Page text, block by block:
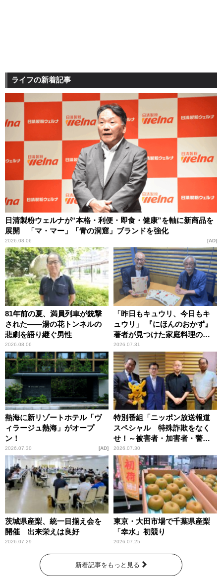
ライフの新着記事
日清製粉ウェルナが“本格・利便・即食・健康”を軸に新商品を
展開 「マ・マー」「青の洞窟」ブランドを強化
2026.08.06 AD
81年前の夏、満員列車が銃撃
された――湯の花トンネルの
悲劇を語り継ぐ男性
2026.08.06
「昨日もキュウリ、今日もキ
ュウリ」 『にほんのおかず』
著者が見つけた家庭料理の知
恵
2026.07.31
熱海に新リゾートホテル「ヴ
ィラージュ熱海」がオープ
ン！
2026.07.30 AD
特別番組「ニッポン放送報道
スペシャル 特殊詐欺をなく
せ！～被害者・加害者・警視
庁が語るトクリュウの実態
～」放送
2026.07.30
茨城県産梨、統一目揃え会を
開催 出来栄えは良好
2026.07.29
東京・大田市場で千葉県産梨
「幸水」初競り
2026.07.25
新着記事をもっと見る